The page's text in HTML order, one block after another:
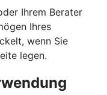
Ihrem Berater
Ihres
wenn Sie
legen.